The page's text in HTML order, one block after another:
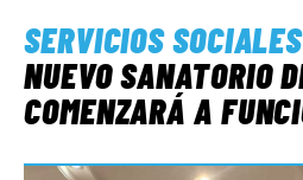
SERVICIOS SOCIALES
NUEVO SANATORIO
COMENZARÁ A